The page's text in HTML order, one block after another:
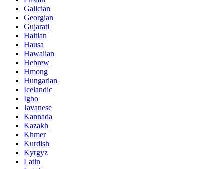
Galician
Georgian
Gujarati
Haitian
Hausa
Hawaiian
Hebrew
Hmong
Hungarian
Icelandic
Igbo
Javanese
Kannada
Kazakh
Khmer
Kurdish
Kyrgyz
Latin